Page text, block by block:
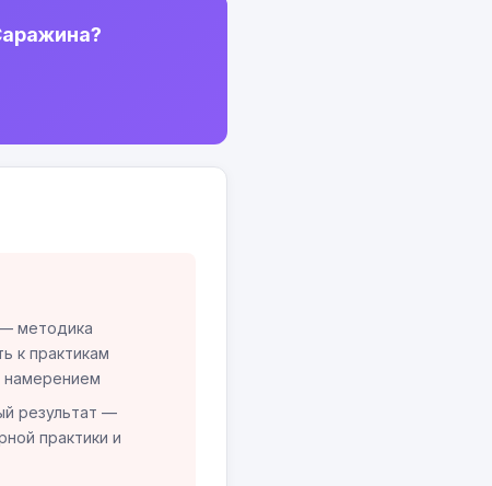
методика
к практикам
намерением
результат —
практики и